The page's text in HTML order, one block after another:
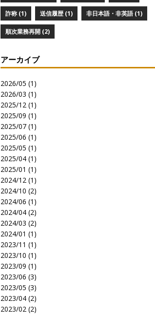
詐称 (1) 送信履歴 (1) 非日本語・非英語 (1)
順次業務再開 (2)
アーカイブ
2026/05 (1)
2026/03 (1)
2025/12 (1)
2025/09 (1)
2025/07 (1)
2025/06 (1)
2025/05 (1)
2025/04 (1)
2025/01 (1)
2024/12 (1)
2024/10 (2)
2024/06 (1)
2024/04 (2)
2024/03 (2)
2024/01 (1)
2023/11 (1)
2023/10 (1)
2023/09 (1)
2023/06 (3)
2023/05 (3)
2023/04 (2)
2023/02 (2)